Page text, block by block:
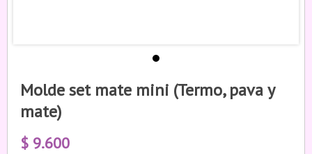
Molde set mate mini (Termo, pava y
mate)
$ 9.600